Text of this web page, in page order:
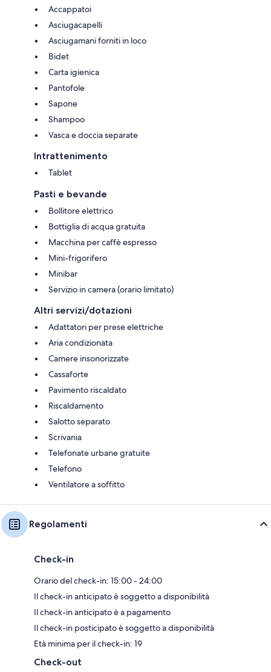
Accappatoi
Asciugacapelli
Asciugamani forniti in loco
Bidet
Carta igienica
Pantofole
Sapone
Shampoo
Vasca e doccia separate
Intrattenimento
Tablet
Pasti e bevande
Bollitore elettrico
Bottiglia di acqua gratuita
Macchina per caffè espresso
Mini-frigorifero
Minibar
Servizio in camera (orario limitato)
Altri servizi/dotazioni
Adattatori per prese elettriche
Aria condizionata
Camere insonorizzate
Cassaforte
Pavimento riscaldato
Riscaldamento
Salotto separato
Scrivania
Telefonate urbane gratuite
Telefono
Ventilatore a soffitto
Regolamenti
Check-in
Orario del check-in: 15:00 - 24:00
Il check-in anticipato è soggetto a disponibilità
Il check-in anticipato è a pagamento
Il check-in posticipato è soggetto a disponibilità
Età minima per il check-in: 19
Check-out